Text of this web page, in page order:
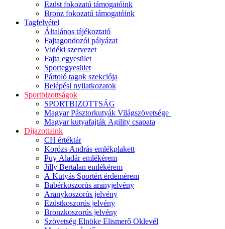
Ezüst fokozatú támogatóink
Bronz fokozatú támogatóink
Tagfelvétel
Általános tájékoztató
Fajtagondozói pályázat
Vidéki szervezet
Fajta egyesület
Sportegyesület
Pártoló tagok szekciója
Belépési nyilatkozatok
Sportbizottságok
SPORTBIZOTTSÁG
Magyar Pásztorkutyák Világszövetsége
Magyar kutyafajták Agility csapata
Díjazottaink
CH értéktár
Korózs András emlékplakett
Puy Aladár emlékérem
Jilly Bertalan emlékérem
A Kutyás Sportért érdemérem
Babérkoszorús aranyjelvény
Aranykoszorús jelvény
Ezüstkoszorús jelvény
Bronzkoszorús jelvény
Szövetség Elnöke Elismerő Oklevél